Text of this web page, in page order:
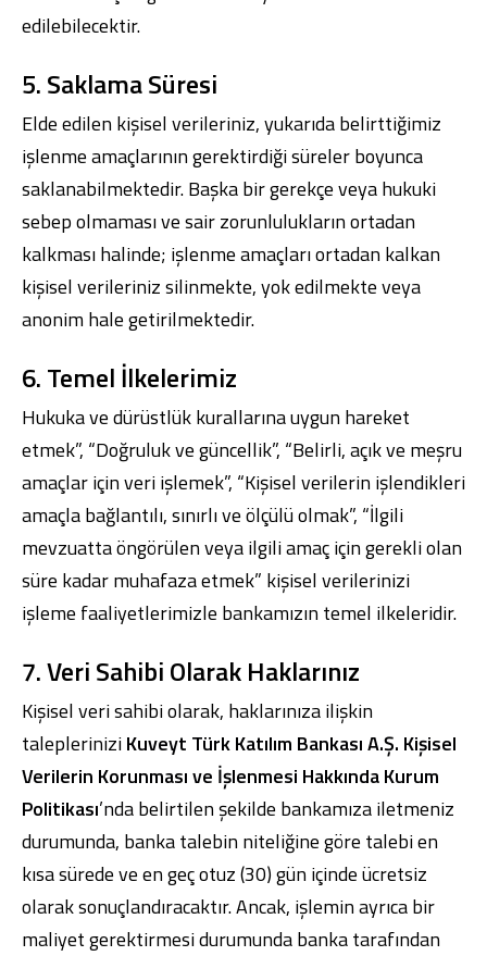
edilebilecektir.
5. Saklama Süresi
Elde edilen kişisel verileriniz, yukarıda belirttiğimiz
işlenme amaçlarının gerektirdiği süreler boyunca
saklanabilmektedir. Başka bir gerekçe veya hukuki
sebep olmaması ve sair zorunlulukların ortadan
kalkması halinde; işlenme amaçları ortadan kalkan
kişisel verileriniz silinmekte, yok edilmekte veya
anonim hale getirilmektedir.
6. Temel İlkelerimiz
Hukuka ve dürüstlük kurallarına uygun hareket
etmek”, “Doğruluk ve güncellik”, “Belirli, açık ve meşru
amaçlar için veri işlemek”, “Kişisel verilerin işlendikleri
amaçla bağlantılı, sınırlı ve ölçülü olmak”, “İlgili
mevzuatta öngörülen veya ilgili amaç için gerekli olan
süre kadar muhafaza etmek” kişisel verilerinizi
işleme faaliyetlerimizle bankamızın temel ilkeleridir.
7. Veri Sahibi Olarak Haklarınız
Kişisel veri sahibi olarak, haklarınıza ilişkin
talepleriniziKuveyt Türk Katılım Bankası A.Ş. Kişisel
Verilerin Korunması ve İşlenmesi Hakkında Kurum
Politikası’ndabelirtilen şekilde bankamıza iletmeniz
durumunda, banka talebin niteliğine göre talebi en
kısa sürede ve en geç otuz (30) gün içinde ücretsiz
olarak sonuçlandıracaktır. Ancak, işlemin ayrıca bir
maliyet gerektirmesi durumunda banka tarafından